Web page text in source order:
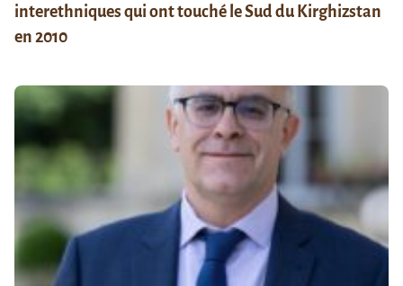
interethniques qui ont touché le Sud du Kirghizstan
en 2010